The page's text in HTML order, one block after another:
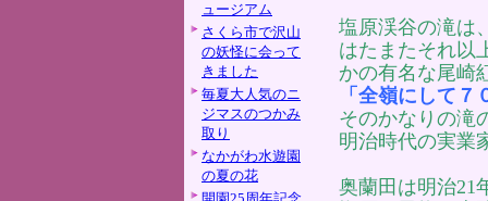
ュージアム
さくら市で沢山
の妖怪に会って
きました
毎夏大人気のニ
ジマスのつかみ
取り
なかがわ水遊園
の夏の花
塩原渓谷の滝は
はたまたそれ以
かの有名な尾崎
「全嶺にして７
そのかなりの滝
明治時代の実業
奥蘭田は明治21